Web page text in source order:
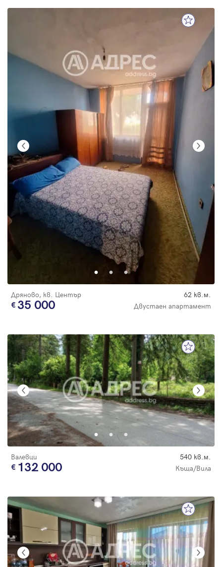
Дряново, кв. Център 62 кв.м.
35 000 Двустаен апартамент
Валевци 540 кв.м.
132 000 Къща/Вила